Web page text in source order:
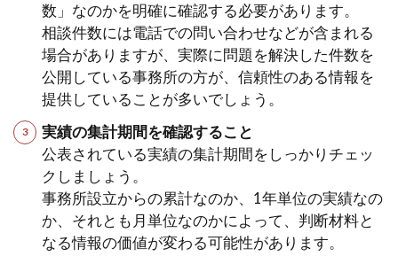
数」なのかを明確に確認する必要があります。
相談件数には電話での問い合わせなどが含まれる
場合がありますが、実際に問題を解決した件数を
公開している事務所の方が、信頼性のある情報を
提供していることが多いでしょう。
実績の集計期間を確認すること
公表されている実績の集計期間をしっかりチェッ
クしましょう。
事務所設立からの累計なのか、1年単位の実績なの
か、それとも月単位なのかによって、判断材料と
なる情報の価値が変わる可能性があります。